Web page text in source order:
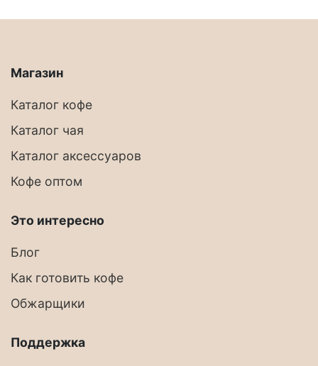
Магазин
Каталог кофе
Каталог чая
Каталог аксессуаров
Кофе оптом
Это интересно
Блог
Как готовить кофе
Обжарщики
Поддержка